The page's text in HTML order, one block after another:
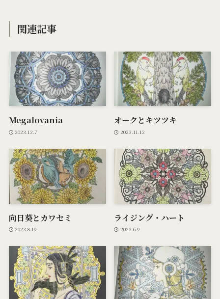
関連記事
Megalovania
2023.12.7
オークとキツツキ
2023.11.12
向日葵とカワセミ
2023.8.19
ライジング・ハート
2023.6.9